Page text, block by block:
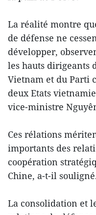
La réalité montre
de défense ne
développer,
les hauts dirigeants
Vietnam et du Parti
deux Etats
vice-ministre
Ces rélations
importants des
coopération
Chine, a-t-il
La consolidation et